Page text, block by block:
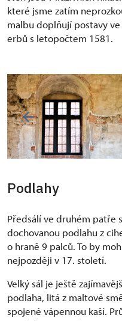
které jsme zatím
malbu doplňují postavy
erbů s letopočtem 1581.
Podlahy
Předsálí ve druhém patře
dochovanou podlahu z
o hraně 9 palců. To by
nejpozději v 17. století.
Velký sál je ještě
podlaha, litá z maltové
spojené vápennou kaší.